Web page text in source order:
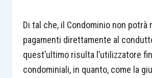
Di tal che, il Condominio non potrà
pagamenti direttamente al
quest’ultimo risulta l’utilizzatore
condominiali, in quanto, come la